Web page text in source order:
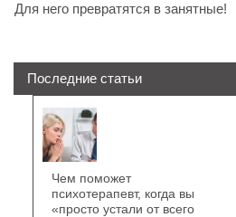
Для него превратятся в занятные!
Последние статьи
Чем поможет
психотерапевт, когда вы
«просто устали от всего